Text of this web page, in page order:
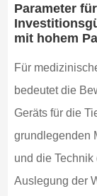
Parameter
mit hohem
Für
bedeutet die
Geräts für die
grundlegenden
und die
Auslegung der